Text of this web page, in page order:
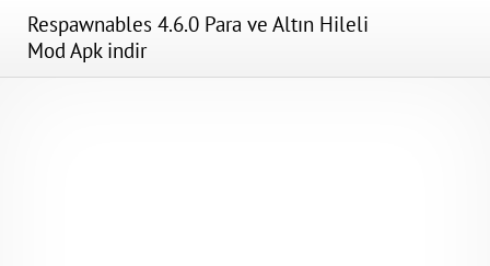
Respawnables 4.6.0 Para ve Altın Hileli
Mod Apk indir